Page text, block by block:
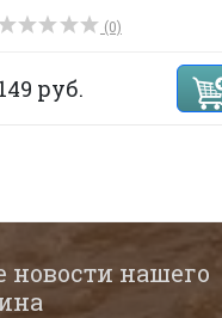
(0)
149 руб.
нашего